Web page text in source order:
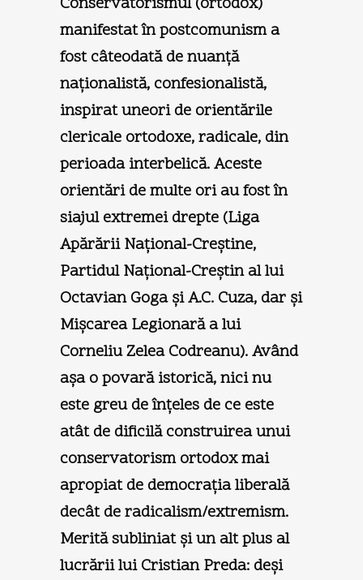
manifestat în postcomunism a
fost câteodată de nuanţă
naţionalistă, confesionalistă,
inspirat uneori de orientările
clericale ortodoxe, radicale, din
perioada interbelică. Aceste
orientări de multe ori au fost în
siajul extremei drepte (Liga
Apărării Naţional-Creştine,
Partidul Naţional-Creştin al lui
Octavian Goga şi A.C. Cuza, dar şi
Mişcarea Legionară a lui
Corneliu Zelea Codreanu). Având
aşa o povară istorică, nici nu
este greu de înţeles de ce este
atât de dificilă construirea unui
conservatorism ortodox mai
apropiat de democraţia liberală
decât de radicalism/extremism.
Merită subliniat şi un alt plus al
lucrării lui Cristian Preda: deşi